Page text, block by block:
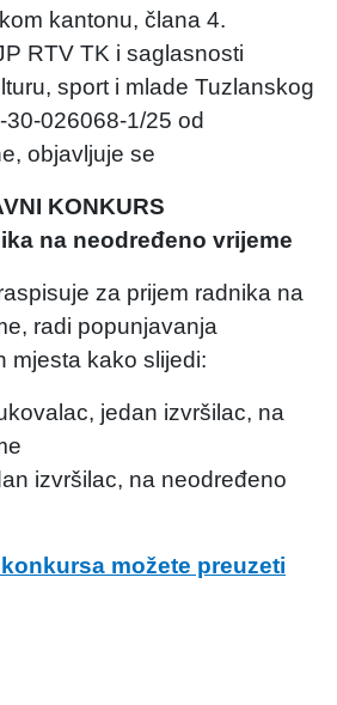
kantonu, člana 4.
RTV TK i saglasnosti
sport i mlade Tuzlanskog
30-026068-1/25 od
objavljuje se
KONKURS
na neodređeno vrijeme
za prijem radnika na
radi popunjavanja
mjesta kako slijedi:
jedan izvršilac, na
izvršilac, na neodređeno
možete preuzeti